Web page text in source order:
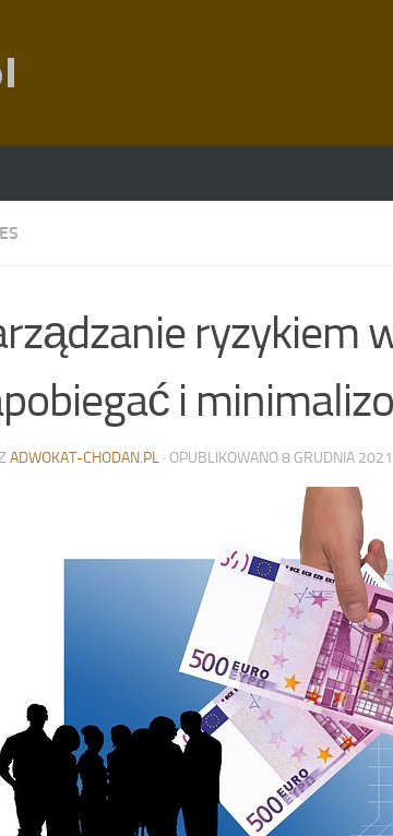
ryzykiem
i
ADWOKAT-CHODAN.PL · OPUBLIKOWANO8 GRUDNIA 2021